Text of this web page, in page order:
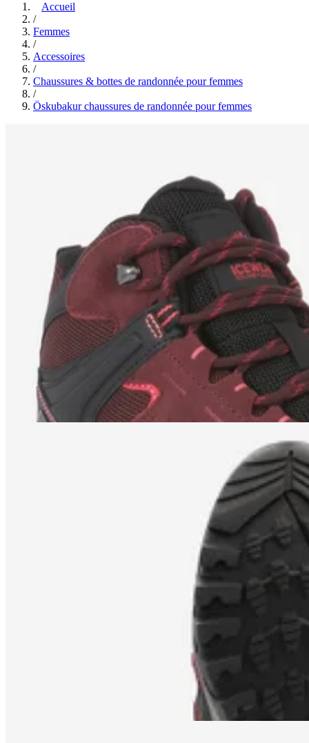
Accueil
/
Femmes
/
Accessoires
/
Chaussures & bottes de randonnée pour femmes
/
Öskubakur chaussures de randonnée pour femmes